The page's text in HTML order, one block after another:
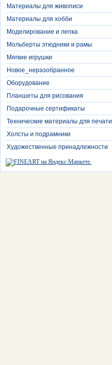
Материалы для живописи
Материалы для хобби
Моделирование и лепка
Мольберты этюдники и рамы
Мягкие игрушки
Новое_неразобранное
Оборудование
Планшеты для рисования
Подарочные сертификаты
Технические материалы для печати
Холсты и подрамники
Художественные принадлежности